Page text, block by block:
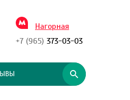
Нагорная
+7 (965) 373-03-03